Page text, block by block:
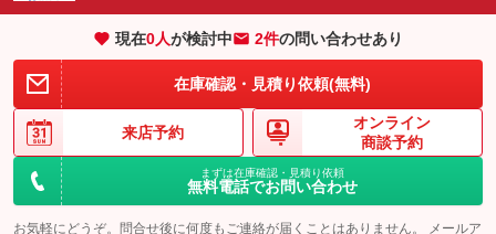
現在0人が検討中 2件の問い合わせあり
在庫確認・見積り依頼(無料)
来店予約
オンライン
商談予約
まずは在庫確認・見積り依頼
無料電話でお問い合わせ
お気軽にどうぞ。問合せ後に何度もご連絡が届くことはありません。 メールア